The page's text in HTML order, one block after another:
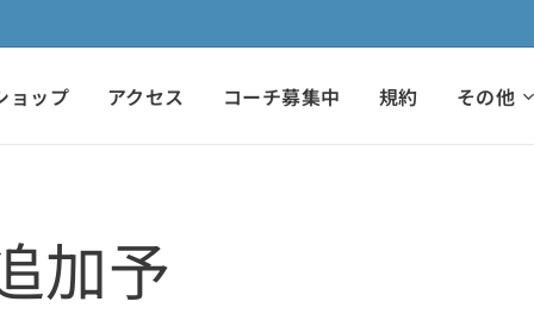
ョップ アクセス コーチ募集中 規約 その他
加予